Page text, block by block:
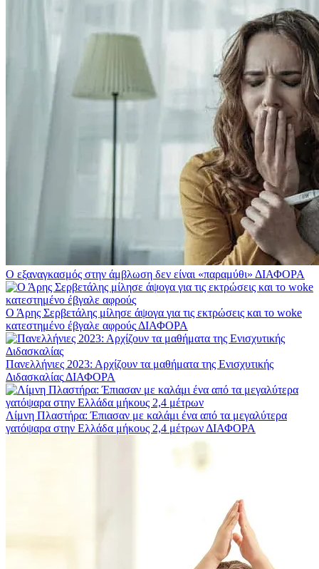
Ο εξαναγκασμός στην άμβλωση δεν είναι «παραμύθι» ΔΙΑΦΟΡΑ
Ο Άρης Σερβετάλης μίλησε άψογα για τις εκτρώσεις και το woke
κατεστημένο έβγαλε αφρούς ΔΙΑΦΟΡΑ
Πανελλήνιες 2023: Αρχίζουν τα μαθήματα της Ενισχυτικής
Διδασκαλίας ΔΙΑΦΟΡΑ
Λίμνη Πλαστήρα: Έπιασαν με καλάμι ένα από τα μεγαλύτερα
γατόψαρα στην Ελλάδα μήκους 2,4 μέτρων ΔΙΑΦΟΡΑ